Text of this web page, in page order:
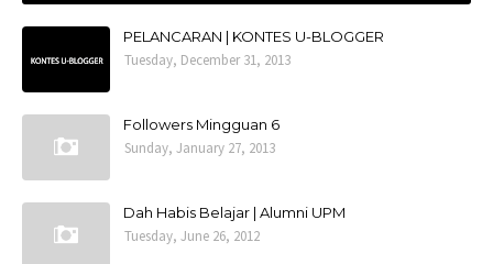
PELANCARAN | KONTES U-BLOGGER
Tuesday, December 31, 2013
Followers Mingguan 6
Sunday, January 27, 2013
Dah Habis Belajar | Alumni UPM
Tuesday, June 26, 2012